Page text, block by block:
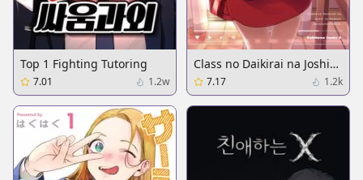
Top 1 Fighting Tutoring
7.01 1.2w
Class no Daikirai na Joshi
to Kekkon suru Koto ni
Natta.
7.17 1.2k